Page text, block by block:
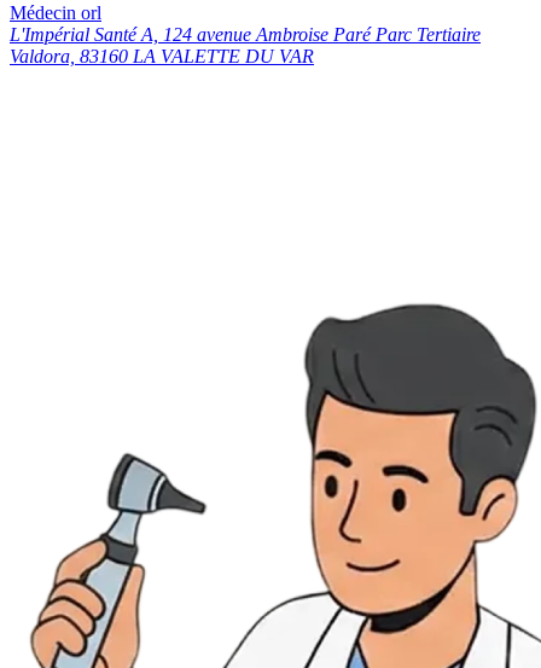
Médecin orl
L'Impérial Santé A, 124 avenue Ambroise Paré Parc Tertiaire
Valdora, 83160 LA VALETTE DU VAR